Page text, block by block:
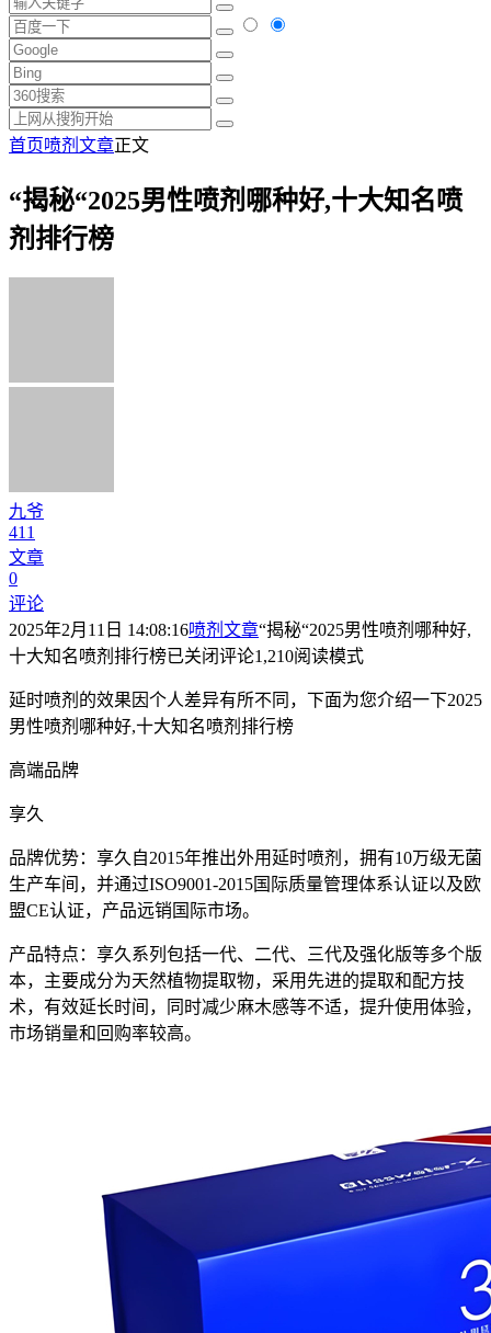
首页喷剂文章正文
“揭秘“2025男性喷剂哪种好,十大知名喷
剂排行榜
九爷
411
文章
0
评论
2025年2月11日 14:08:16喷剂文章“揭秘“2025男性喷剂哪种好,
十大知名喷剂排行榜已关闭评论1,210阅读模式
延时喷剂的效果因个人差异有所不同，下面为您介绍一下2025
男性喷剂哪种好,十大知名喷剂排行榜
高端品牌
享久
品牌优势：享久自2015年推出外用延时喷剂，拥有10万级无菌
生产车间，并通过ISO9001-2015国际质量管理体系认证以及欧
盟CE认证，产品远销国际市场。
产品特点：享久系列包括一代、二代、三代及强化版等多个版
本，主要成分为天然植物提取物，采用先进的提取和配方技
术，有效延长时间，同时减少麻木感等不适，提升使用体验，
市场销量和回购率较高。